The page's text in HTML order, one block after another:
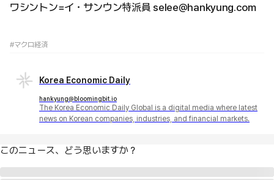
ワシントン=イ・サンウン特派員 selee@hankyung.com
#マクロ経済
Korea Economic Daily
hankyung@bloomingbit.io
The Korea Economic Daily Global is a digital media where latest
news on Korean companies, industries, and financial markets.
このニュース、どう思いますか？